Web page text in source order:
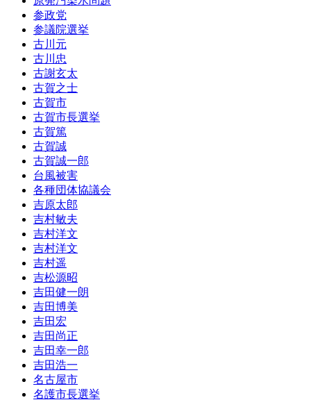
参政党
参議院選挙
古川元
古川忠
古謝玄太
古賀之士
古賀市
古賀市長選挙
古賀篤
古賀誠
古賀誠一郎
台風被害
各種団体協議会
吉原太郎
吉村敏夫
吉村洋文
吉村洋文
吉村遥
吉松源昭
吉田健一朗
吉田博美
吉田宏
吉田尚正
吉田幸一郎
吉田浩一
名古屋市
名護市長選挙